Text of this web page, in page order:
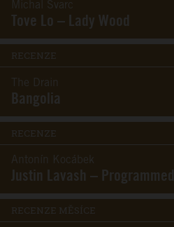
Michal Švarc
Tove Lo – Lady Wood
RECENZE
The Drain
Bangolia
RECENZE
Antonín Kocábek
Justin Lavash – Programmed
RECENZE MĚSÍCE